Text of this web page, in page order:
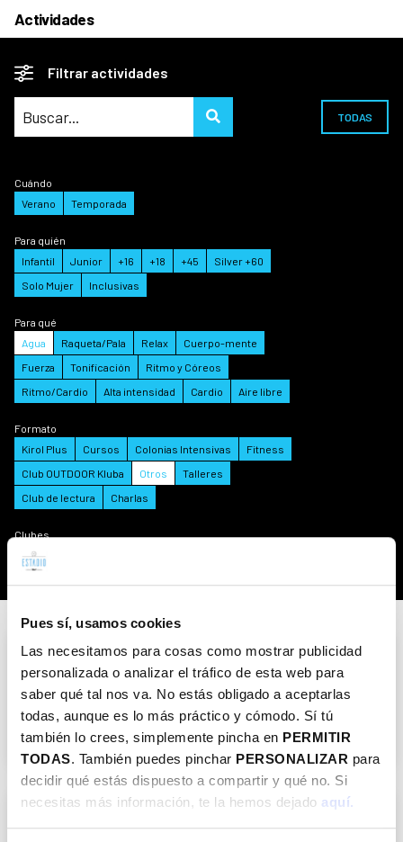
Pues sí, usamos cookies
Las necesitamos para cosas como mostrar publicidad
personalizada o analizar el tráfico de esta web para
saber qué tal nos va. No estás obligado a aceptarlas
todas, aunque es lo más práctico y cómodo. Sí tú
también lo crees, simplemente pincha en PERMITIR
TODAS. También puedes pinchar PERSONALIZAR para
decidir qué estás dispuesto a compartir y qué no. Si
necesitas más información, te la hemos dejado aquí.
Actividades
Filtrar actividades
TODAS
Cuándo
Verano
Temporada
Para quién
Infantil
Junior +16 +18 +45
Silver +60
Solo Mujer
Inclusivas
Para qué
Agua
Raqueta/Pala Relax
Cuerpo-mente
Fuerza
Tonificación
Ritmo y Córeos
Ritmo/Cardio
Alta intensidad Cardio Aire libre
Formato
Kirol Plus
Cursos Colonias Intensivas
Fitness
Club OUTDOOR Kluba
Otros
Talleres
Club de lectura
Charlas
Clubes
Clubes
¡Mójate! / Busti zaitez!
Verano Agua Otros